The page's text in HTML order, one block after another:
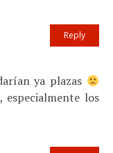
ya plazas
especialmente los
Reply